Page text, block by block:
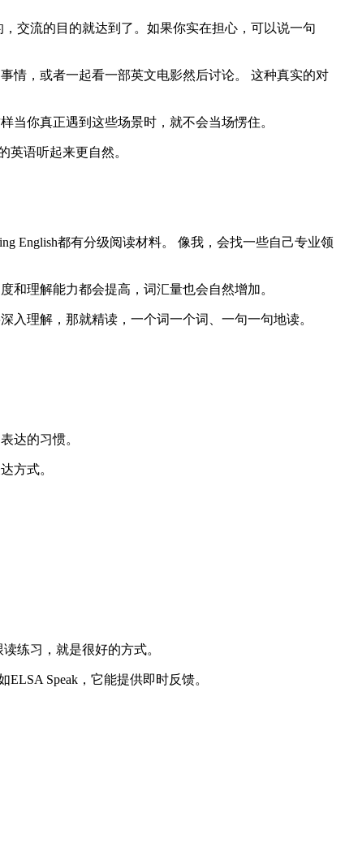
交流的目的就达到了。如果你实在担心，可以说一句
情，或者一起看一部英文电影然后讨论。 这种真实的对
当你真正遇到这些场景时，就不会当场愣住。
英语听起来更自然。
English都有分级阅读材料。 像我，会找一些自己专业领
和理解能力都会提高，词汇量也会自然增加。
理解，那就精读，一个词一个词、一句一句地读。
达的习惯。
方式。
练习，就是很好的方式。
Speak，它能提供即时反馈。